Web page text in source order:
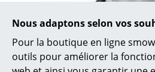
Nous adaptons selon vos
Pour la boutique en ligne
outils pour améliorer la
... voir tous les luminaires
Lits